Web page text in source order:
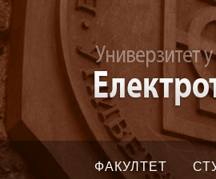
ФАКУЛТЕТ